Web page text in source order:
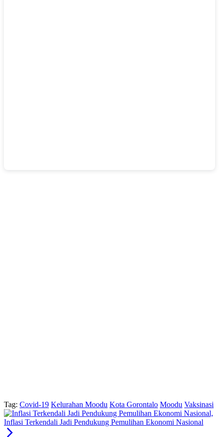
Tag: Covid-19 Kelurahan Moodu Kota Gorontalo Moodu Vaksinasi
Inflasi Terkendali Jadi Pendukung Pemulihan Ekonomi Nasional